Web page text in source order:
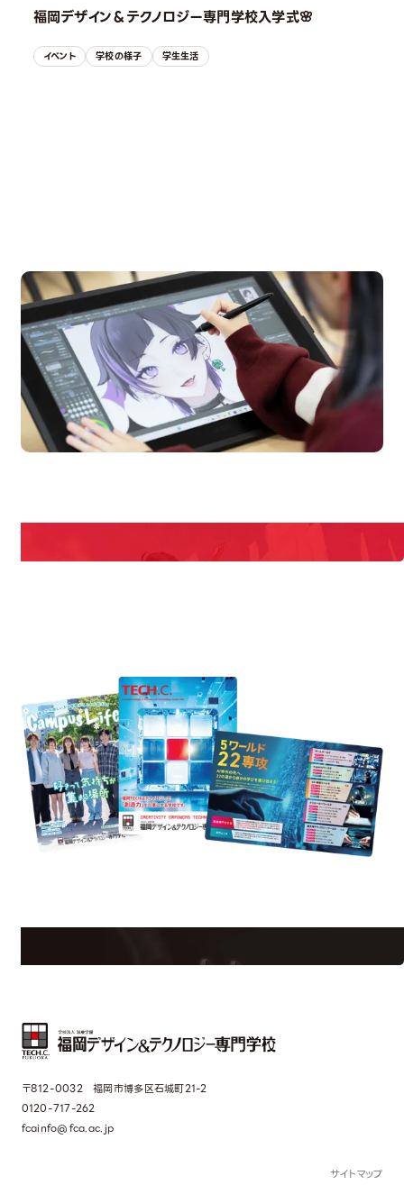
福岡デザイン＆テクノロジー専門学校入学式🌸
イベント 学校の様子 学生生活
Campus
Information
〒812-0032 福岡市博多区石城町21-2
0120-717-262
fcainfo@fca.ac.jp
サイトマップ